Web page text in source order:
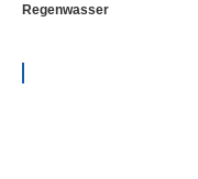
Regenwasser